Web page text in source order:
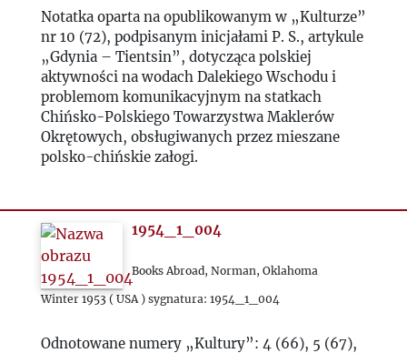
1969
1970
1973
Notatka oparta na opublikowanym w „Kulturze”
nr 10 (72), podpisanym inicjałami P. S., artykule
„Gdynia – Tientsin”, dotycząca polskiej
aktywności na wodach Dalekiego Wschodu i
problemom komunikacyjnym na statkach
Chińsko-Polskiego Towarzystwa Maklerów
Okrętowych, obsługiwanych przez mieszane
polsko-chińskie załogi.
1954_1_004
Books Abroad, Norman, Oklahoma
Winter 1953 ( USA ) sygnatura: 1954_1_004
Odnotowane numery „Kultury”: 4 (66), 5 (67),